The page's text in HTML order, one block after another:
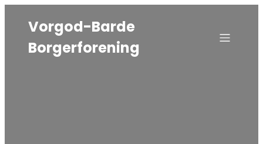
Vorgod-Barde
Borgerforening